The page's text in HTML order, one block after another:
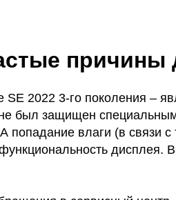
2022 3-го поколения –
был защищен
попадание влаги (в связи
дисплея.